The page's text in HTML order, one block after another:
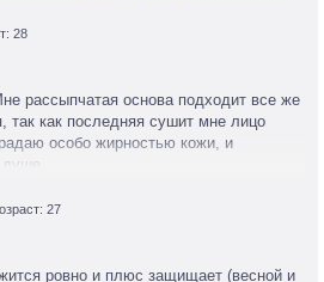
28
рассыпчатая основа подходит все же
так как последняя сушит мне лицо
особо жирностью кожи, и
amber и warm sienna- у всех
потому что розовый превращает
тональный крем не
находка—быстренько обмахнула
27
ровно и плюс защищает (весной и